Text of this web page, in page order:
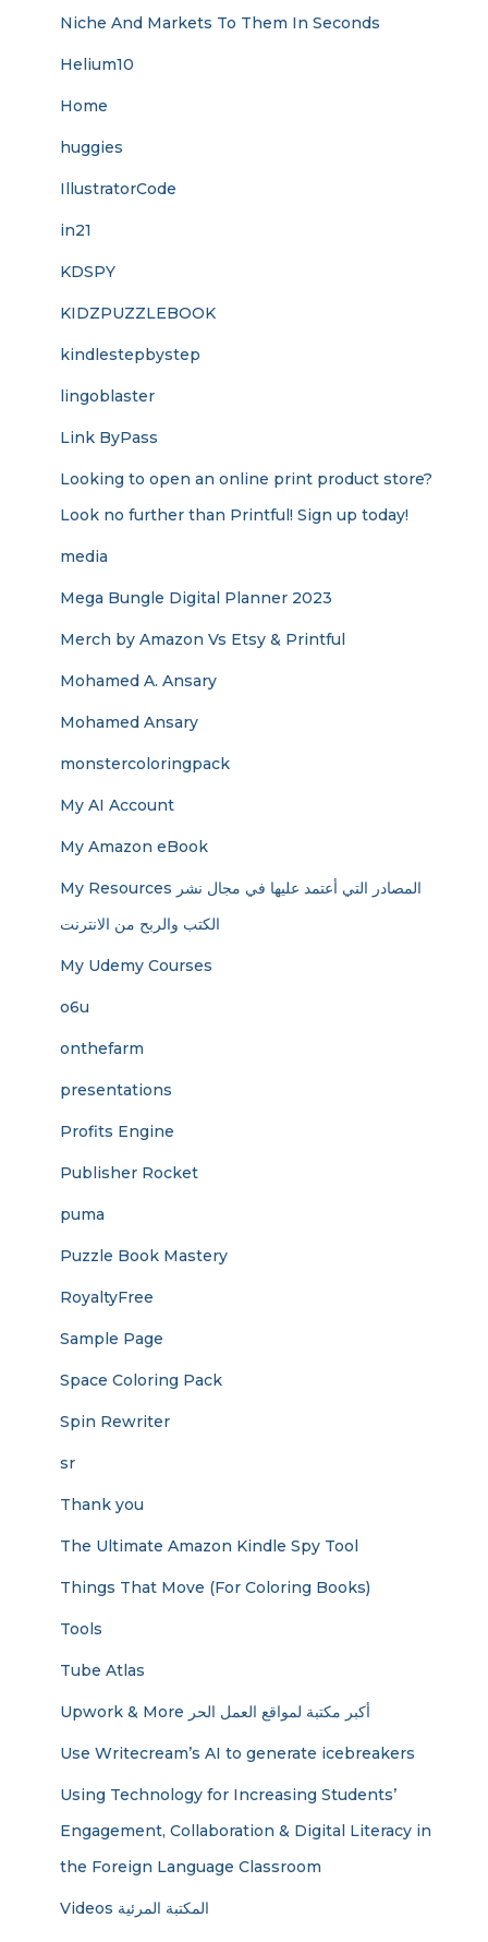
Niche And Markets To Them In Seconds
Helium10
Home
huggies
IllustratorCode
in21
KDSPY
KIDZPUZZLEBOOK
kindlestepbystep
lingoblaster
Link ByPass
Looking to open an online print product store?
Look no further than Printful! Sign up today!
media
Mega Bungle Digital Planner 2023
Merch by Amazon Vs Etsy & Printful
Mohamed A. Ansary
Mohamed Ansary
monstercoloringpack
My AI Account
My Amazon eBook
My Resources المصادر التي أعتمد عليها في مجال نشر
الكتب والربح من الانترنت
My Udemy Courses
o6u
onthefarm
presentations
Profits Engine
Publisher Rocket
puma
Puzzle Book Mastery
RoyaltyFree
Sample Page
Space Coloring Pack
Spin Rewriter
sr
Thank you
The Ultimate Amazon Kindle Spy Tool
Things That Move (For Coloring Books)
Tools
Tube Atlas
Upwork & More أكبر مكتبة لمواقع العمل الحر
Use Writecream’s AI to generate icebreakers
Using Technology for Increasing Students’
Engagement, Collaboration & Digital Literacy in
the Foreign Language Classroom
Videos المكتبة المرئية